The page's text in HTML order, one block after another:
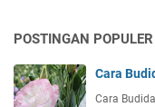
POSTINGAN POPULER
Cara
Cara